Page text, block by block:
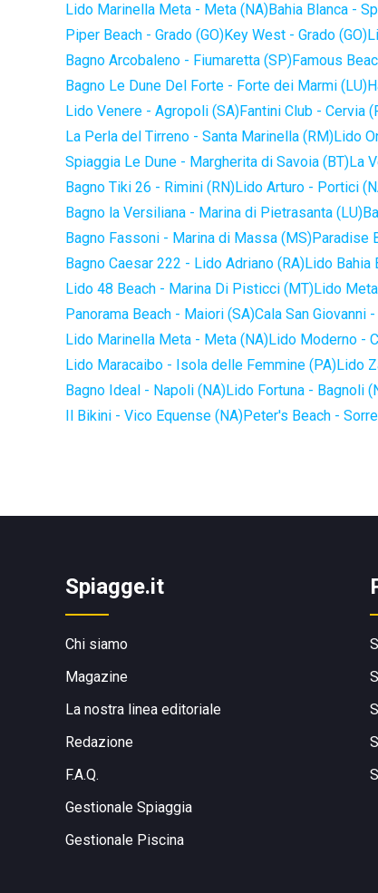
Lido Marinella Meta - Meta (NA)Bahia Blanca -
Piper Beach - Grado (GO)Key West - Grado (GO)
Bagno Arcobaleno - Fiumaretta (SP)Famous
Bagno Le Dune Del Forte - Forte dei Marmi (LU)
Lido Venere - Agropoli (SA)Fantini Club - Cervia
La Perla del Tirreno - Santa Marinella (RM)Lido
Spiaggia Le Dune - Margherita di Savoia (BT)La
Bagno Tiki 26 - Rimini (RN)Lido Arturo - Portici
Bagno la Versiliana - Marina di Pietrasanta (LU)
Bagno Fassoni - Marina di Massa (MS)Paradise
Bagno Caesar 222 - Lido Adriano (RA)Lido Bahia
Lido 48 Beach - Marina Di Pisticci (MT)Lido
Panorama Beach - Maiori (SA)Cala San Giovanni
Lido Marinella Meta - Meta (NA)Lido Moderno -
Lido Maracaibo - Isola delle Femmine (PA)Lido
Bagno Ideal - Napoli (NA)Lido Fortuna - Bagnoli
Il Bikini - Vico Equense (NA)Peter's Beach -
Spiagge.it
Chi siamo
Magazine
La nostra linea editoriale
Redazione
F.A.Q.
Gestionale Spiaggia
Gestionale Piscina